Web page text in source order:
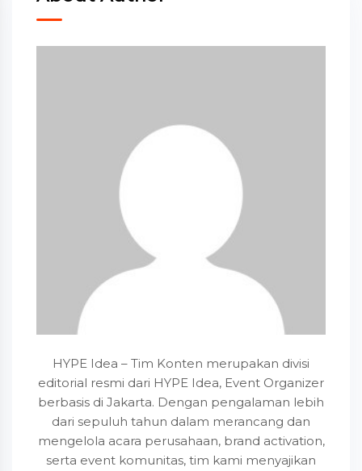
HYPE Idea – Tim Konten merupakan divisi
editorial resmi dari HYPE Idea, Event Organizer
berbasis di Jakarta. Dengan pengalaman lebih
dari sepuluh tahun dalam merancang dan
mengelola acara perusahaan, brand activation,
serta event komunitas, tim kami menyajikan